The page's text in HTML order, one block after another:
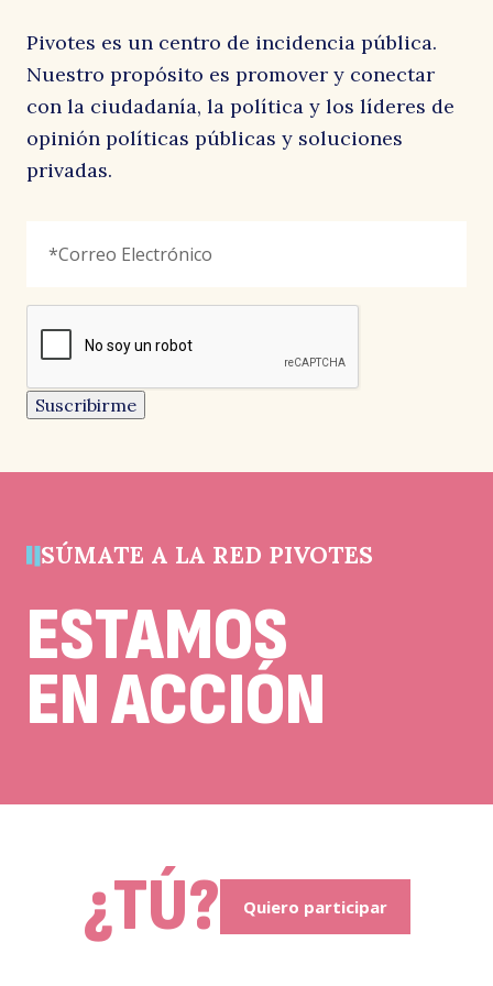
señala
campo
un
campo
de
debe
Electrónico *
reCAPTCHA
Suscribirme
Pivotes es un centro de incidencia pública.
Nuestro propósito es promover y conectar
con la ciudadanía, la política y los líderes de
opinión políticas públicas y soluciones
privadas.
SÚMATE A LA RED PIVOTES
ESTAMOS
EN ACCIÓN
¿TÚ? Quiero participar